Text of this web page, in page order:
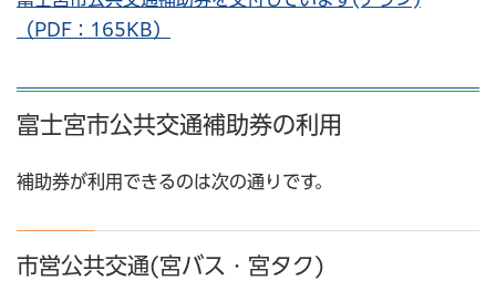
（PDF：165KB）
富士宮市公共交通補助券の利用
補助券が利用できるのは次の通りです。
市営公共交通(宮バス・宮タク)